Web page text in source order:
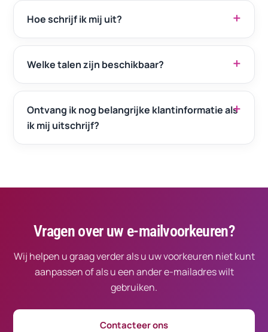
Hoe schrijf ik mij uit?
Welke talen zijn beschikbaar?
Ontvang ik nog belangrijke klantinformatie als
ik mij uitschrijf?
Vragen over uw e-mailvoorkeuren?
Wij helpen u graag verder als u uw voorkeuren niet kunt
aanpassen of als u een ander e-mailadres wilt
gebruiken.
Contacteer ons